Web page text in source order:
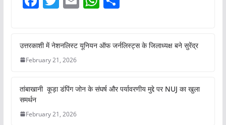
e
b
o
o
k
er l s
p
p
e
उत्तरकाशी में नेशनलिस्ट यूनियन ऑफ जर्नलिस्ट्स के जिलाध्यक्ष बने सुरेंद्र
February 21, 2026
तांबाखानी कूड़ा डंपिंग जोन के संघर्ष और पर्यावरणीय मुद्दे पर NUJ का खुला
समर्थन
February 21, 2026